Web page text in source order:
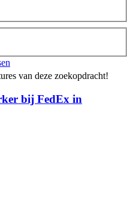
van deze zoekopdracht!
bij FedEx in